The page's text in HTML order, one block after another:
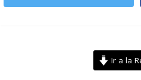
Ir a la